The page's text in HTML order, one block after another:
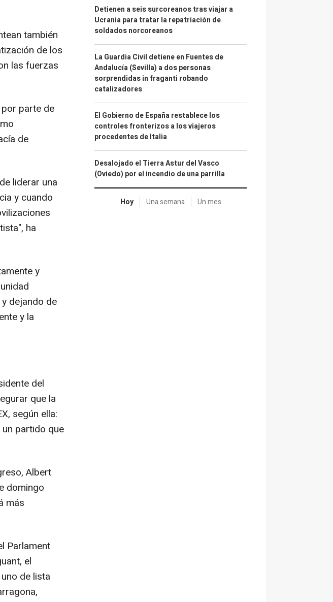
también
de los
las fuerzas
parte de
de
liderar una
y cuando
ha
y
dejando de
y la
del
que la
según ella:
partido que
Albert
domingo
más
Parlament
el
de lista
Detienen a seis surcoreanos tras viajar a
Ucrania para tratar la repatriación de
soldados norcoreanos
La Guardia Civil detiene en Fuentes de
Andalucía (Sevilla) a dos personas
sorprendidas in fraganti robando
catalizadores
El Gobierno de España restablece los
controles fronterizos a los viajeros
procedentes de Italia
Desalojado el Tierra Astur del Vasco
(Oviedo) por el incendio de una parrilla
Hoy Una semana Un mes